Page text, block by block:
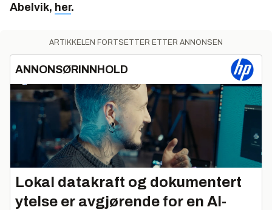
Abelvik, her.
ARTIKKELEN FORTSETTER ETTER ANNONSEN
ANNONSØRINNHOLD
Lokal datakraft og dokumentert
ytelse er avgjørende for en AI-